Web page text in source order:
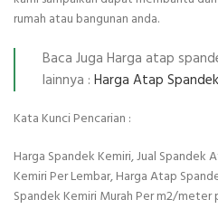
rumah atau bangunan anda.
Baca Juga Harga atap
lainnya : Harga Atap
Kata Kunci Pencarian :
Harga Spandek Kemiri, Jual Spandek
Kemiri Per Lembar, Harga Atap
Spandek Kemiri Murah Per m2/meter